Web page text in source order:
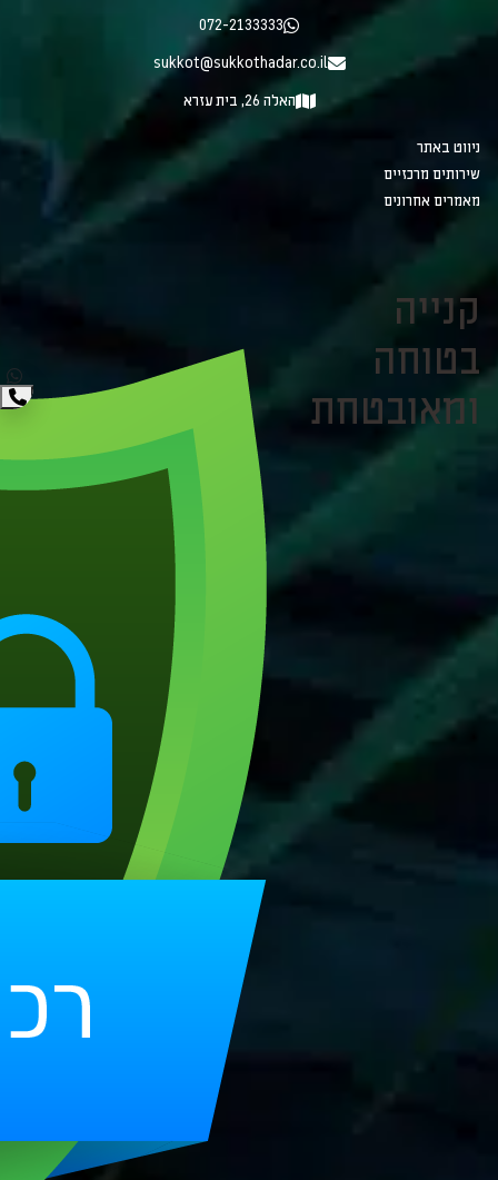
072-2133333
sukkot@sukkothadar.co.il
האלה 26, בית עזרא
ניווט באתר
שירותים מרכזיים
מאמרים אחרונים
קנייה
בטוחה
ומאובטחת